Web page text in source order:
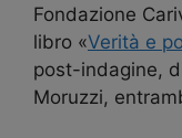
Fondazione
libro «Verità e
post-indagine,
Moruzzi,